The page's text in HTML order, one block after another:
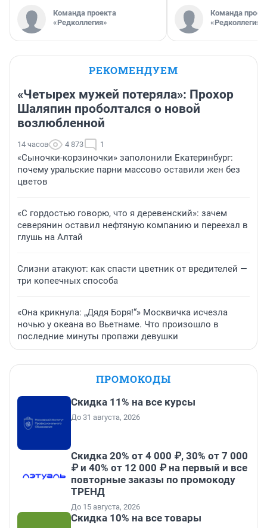
Команда проекта
«Редколлегия»
Команда
«Редколлегия»
РЕКОМЕНДУЕМ
«Четырех мужей потеряла»: Прохор
Шаляпин проболтался о новой
возлюбленной
14 часов 4 873 1
«Сыночки-корзиночки» заполонили Екатеринбург:
почему уральские парни массово оставили жен без
цветов
«С гордостью говорю, что я деревенский»: зачем
северянин оставил нефтяную компанию и переехал в
глушь на Алтай
Слизни атакуют: как спасти цветник от вредителей —
три копеечных способа
«Она крикнула: „Дядя Боря!“» Москвичка исчезла
ночью у океана во Вьетнаме. Что произошло в
последние минуты пропажи девушки
ПРОМОКОДЫ
Скидка 11% на все курсы
До 31 августа, 2026
Скидка 20% от 4 000 ₽, 30% от 7 000
₽ и 40% от 12 000 ₽ на первый и все
повторные заказы по промокоду
ТРЕНД
До 15 августа, 2026
Скидка 10% на все товары